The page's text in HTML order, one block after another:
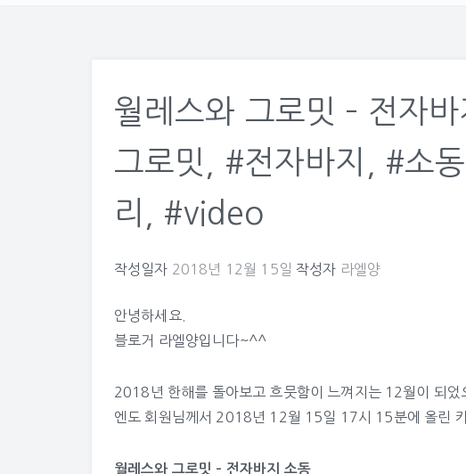
월레스와 그로밋 – 전자
그로밋, #전자바지, #소
리, #video
작성일자 2018년 12월 15일 작성자 라엘양
안녕하세요.
블로거 라엘양입니다~^^
2018년 한해를 돌아보고 흐뭇함이 느껴지는 12월이 되었
엔도 회원님께서 2018년 12월 15일 17시 15분에 올린
월레스와 그로밋 – 전자바지 소동